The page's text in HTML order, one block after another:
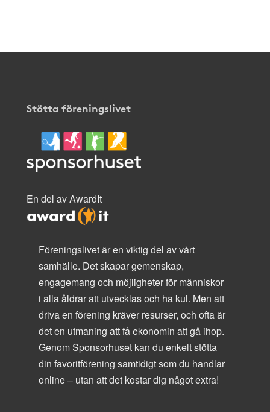
Stötta föreningslivet
En del av AwardIt
Föreningslivet är en viktig del av vårt
samhälle. Det skapar gemenskap,
engagemang och möjligheter för människor
i alla åldrar att utvecklas och ha kul. Men att
driva en förening kräver resurser, och ofta är
det en utmaning att få ekonomin att gå ihop.
Genom Sponsorhuset kan du enkelt stötta
din favoritförening samtidigt som du handlar
online – utan att det kostar dig något extra!